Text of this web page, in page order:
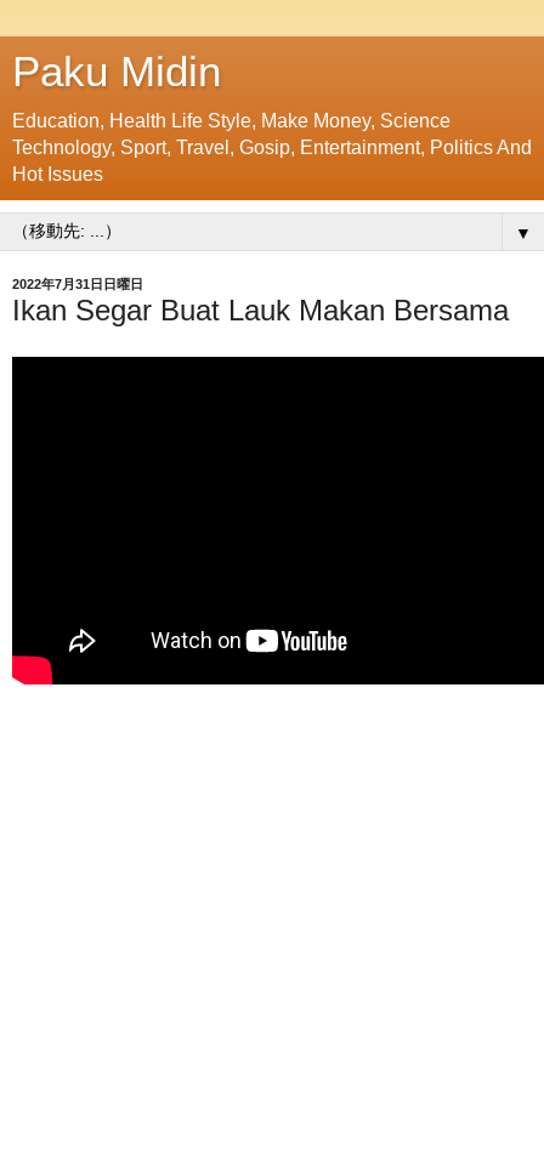
Paku Midin
Education, Health Life Style, Make Money, Science
Technology, Sport, Travel, Gosip, Entertainment, Politics And
Hot Issues
▼
2022年7月31日日曜日
Ikan Segar Buat Lauk Makan Bersama